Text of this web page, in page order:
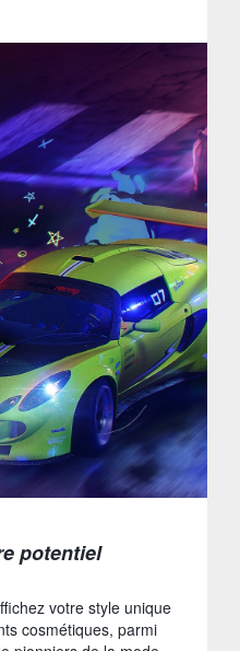
potentiel
votre style unique
cosmétiques, parmi